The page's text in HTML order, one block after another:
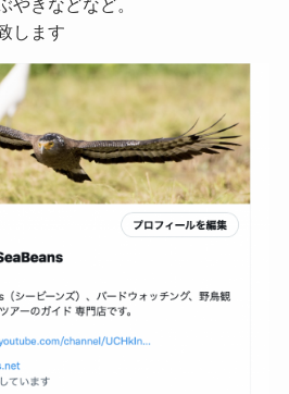
やきなどなど。
します